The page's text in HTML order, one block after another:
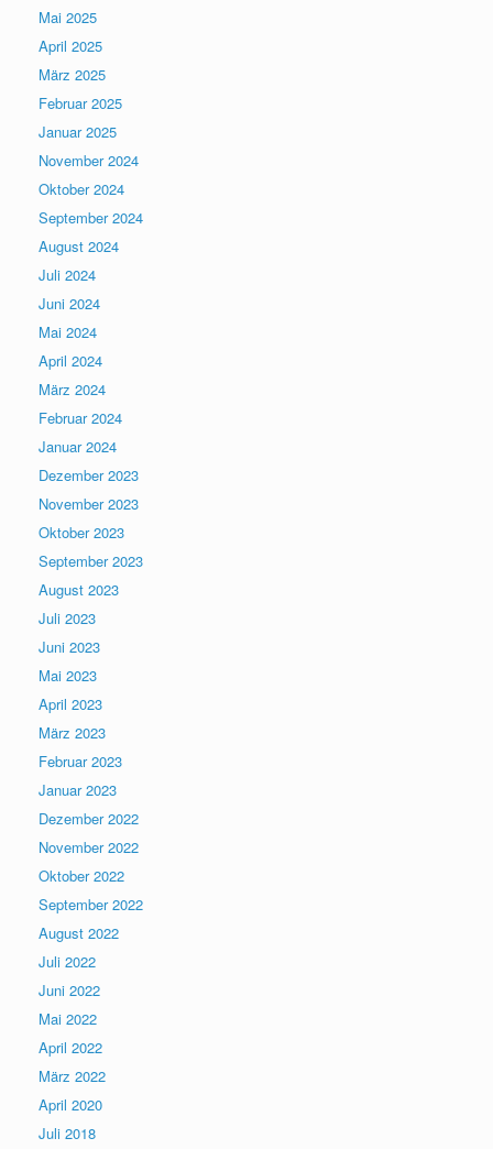
Mai 2025
April 2025
März 2025
Februar 2025
Januar 2025
November 2024
Oktober 2024
September 2024
August 2024
Juli 2024
Juni 2024
Mai 2024
April 2024
März 2024
Februar 2024
Januar 2024
Dezember 2023
November 2023
Oktober 2023
September 2023
August 2023
Juli 2023
Juni 2023
Mai 2023
April 2023
März 2023
Februar 2023
Januar 2023
Dezember 2022
November 2022
Oktober 2022
September 2022
August 2022
Juli 2022
Juni 2022
Mai 2022
April 2022
März 2022
April 2020
Juli 2018